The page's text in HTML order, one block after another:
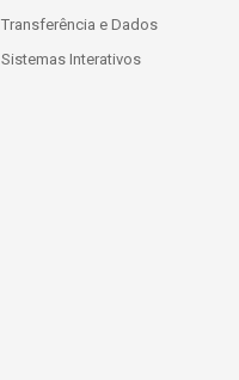
Transferência e Dados
Sistemas Interativos